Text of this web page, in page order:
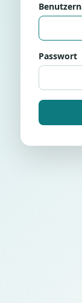
Passwort